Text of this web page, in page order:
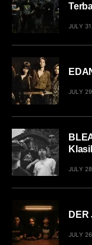
JULY
JULY
JULY
DER
JULY